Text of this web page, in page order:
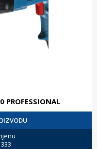
PROFESSIONAL